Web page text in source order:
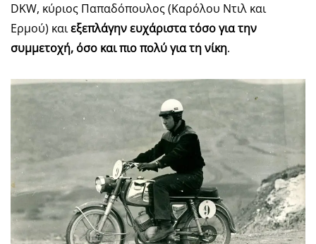
DKW, κύριος Παπαδόπουλος (Καρόλου Ντιλ και
Ερμού) καιεξεπλάγην ευχάριστα τόσο για την
συμμετοχή, όσο και πιο πολύ για τη νίκη.